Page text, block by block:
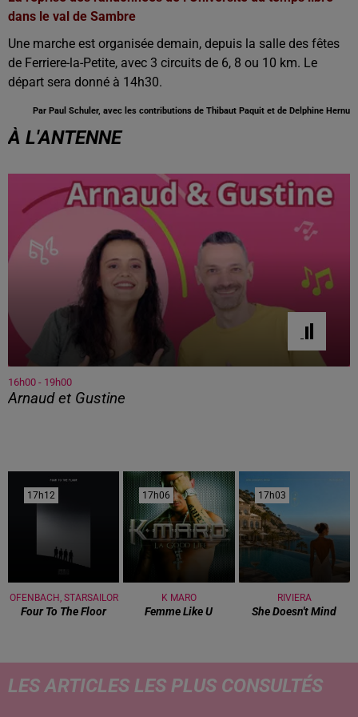
dans le val de Sambre
Une marche est organisée demain, depuis la salle des fêtes
de Ferriere-la-Petite, avec 3 circuits de 6, 8 ou 10 km. Le
départ sera donné à 14h30.
Par Paul Schuler, avec les contributions de Thibaut Paquit et de Delphine Hernu
À L'ANTENNE
16h00 - 19h00
Arnaud et Gustine
17h12
17h12
OFENBACH, STARSAILOR
Four To The Floor
17h06
17h06
K MARO
Femme Like U
17h03
17h03
RIVIERA
She Doesn't Mind
LES ARTICLES LES PLUS CONSULTÉS